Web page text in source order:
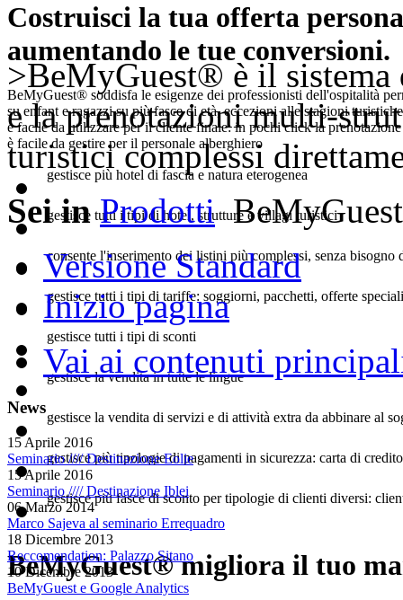
Costruisci la tua offerta
aumentando le tue conversioni.
BeMyGuest® soddisfa le esigenze dei professionisti dell'ospitalità
su enfant e ragazzi su più fasce di età, eccezioni alle stagioni
è facile da utilizzare per il cliente finale: in pochi click la
è facile da gestire per il personale alberghiero
gestisce più hotel di fascia e natura eterogenea
gestisce tutti i tipi di hotel, strutture e villagi turistici
consente l'inserimento dei listini più complessi, senza
gestisce tutti i tipi di tariffe: soggiorni, pacchetti, offerte
gestisce tutti i tipi di sconti
gestisce la vendita in tutte le lingue
gestisce la vendita di servizi e di attività extra da abbinare al
gestisce più tipologie di pagamenti in sicurezza: carta di
gestisce più fasce di sconto per tipologie di clienti diversi:
BeMyGuest® migliora il tuo
>BeMyGuest® è il
e la prenotazioni multi-
turistici complessi
Sei in Prodotti BeMyGuest
Versione Standard
Inizio pagina
Vai ai contenuti
News
15 Aprile 2016
Seminario //// Destinazione Eolie
15 Aprile 2016
Seminario //// Destinazione Iblei
06 Marzo 2014
Marco Sajeva al seminario Errequadro
18 Dicembre 2013
Reccomendation: Palazzo Sitano
10 Dicembre 2013
BeMyGuest e Google Analytics